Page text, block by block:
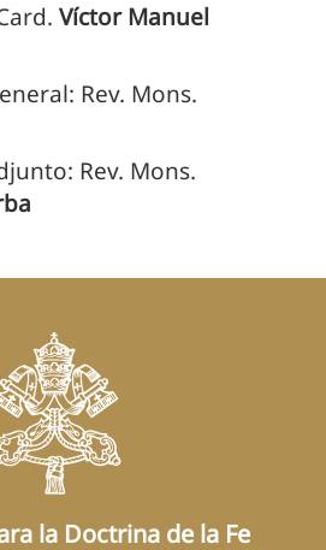
Víctor Manuel
Rev. Mons.
Rev. Mons.
la Doctrina de la Fe